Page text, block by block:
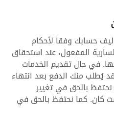
حسابك وفقا لأحكام
المفعول، عند استحقاق
في حال تقديم الخدمات
يُطلب منك الدفع بعد انتهاء
نحتفظ بالحق في تغيير
كان. كما نحتفظ بالحق في